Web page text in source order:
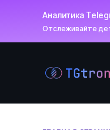
содержанию
Аналитика
Отслеживайте